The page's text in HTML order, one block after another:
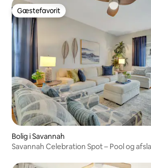
Gæstefavorit
Gæstefavorit
Bolig i Savannah
Savannah Celebration Spot – Pool og